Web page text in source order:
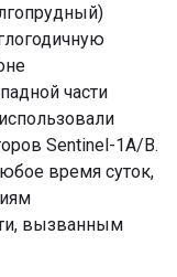
части
Sentinel-1A/B.
время суток,
вызванным